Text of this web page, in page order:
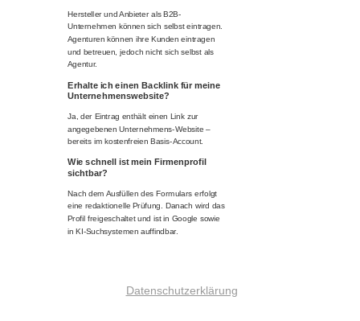
Datenschutzerklärung
Hersteller und Anbieter als B2B-
Unternehmen können sich selbst eintragen.
Agenturen können ihre Kunden eintragen
und betreuen, jedoch nicht sich selbst als
Agentur.
Erhalte ich einen Backlink für meine
Unternehmenswebsite?
Ja, der Eintrag enthält einen Link zur
angegebenen Unternehmens-Website –
bereits im kostenfreien Basis-Account.
Wie schnell ist mein Firmenprofil
sichtbar?
Nach dem Ausfüllen des Formulars erfolgt
eine redaktionelle Prüfung. Danach wird das
Profil freigeschaltet und ist in Google sowie
in KI-Suchsystemen auffindbar.